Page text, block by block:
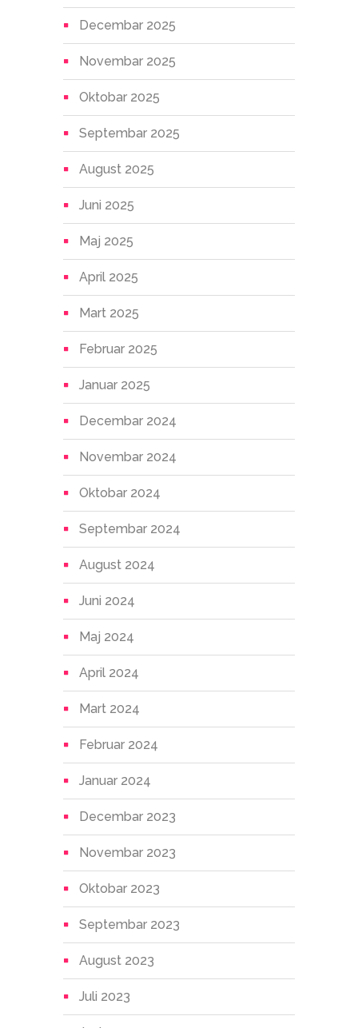
Decembar 2025
Novembar 2025
Oktobar 2025
Septembar 2025
August 2025
Juni 2025
Maj 2025
April 2025
Mart 2025
Februar 2025
Januar 2025
Decembar 2024
Novembar 2024
Oktobar 2024
Septembar 2024
August 2024
Juni 2024
Maj 2024
April 2024
Mart 2024
Februar 2024
Januar 2024
Decembar 2023
Novembar 2023
Oktobar 2023
Septembar 2023
August 2023
Juli 2023